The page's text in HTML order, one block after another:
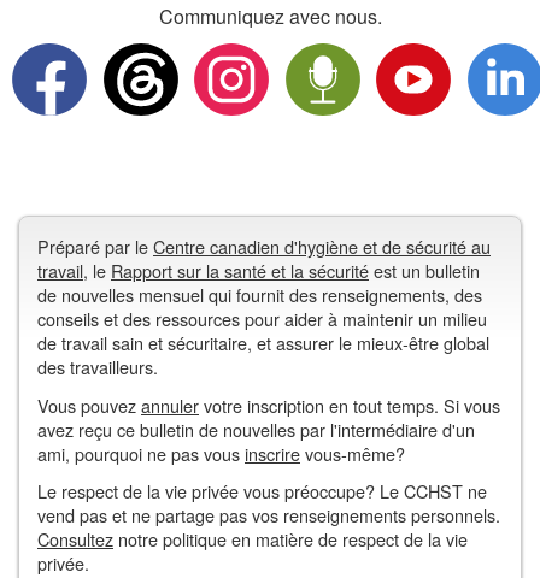
Communiquez avec nous.
Préparé par leCentre canadien d'hygiène et de sécurité au
travail, le Rapport sur la santé et la sécuritéest un bulletin
de nouvelles mensuel qui fournit des renseignements, des
conseils et des ressources pour aider à maintenir un milieu
de travail sain et sécuritaire, et assurer le mieux-être global
des travailleurs.
Vous pouvezannulervotre inscription en tout temps. Si vous
avez reçu ce bulletin de nouvelles par l'intermédiaire d'un
ami, pourquoi ne pas vousinscrirevous-même?
Le respect de la vie privée vous préoccupe? Le CCHST ne
vend pas et ne partage pas vos renseignements personnels.
Consultez notre politique en matière de respect de la vie
privée.